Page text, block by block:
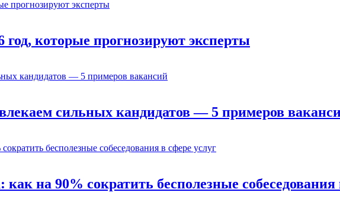
год, которые прогнозируют эксперты
сильных кандидатов — 5 примеров
как на 90% сократить бесполезные собеседования